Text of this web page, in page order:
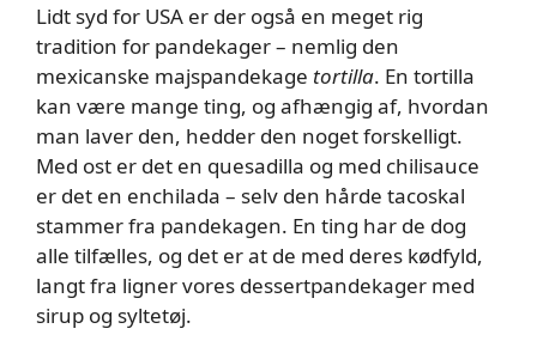
Lidt syd for USA er der også en meget rig
tradition for pandekager – nemlig den
mexicanske majspandekage tortilla. En tortilla
kan være mange ting, og afhængig af, hvordan
man laver den, hedder den noget forskelligt.
Med ost er det en quesadilla og med chilisauce
er det en enchilada – selv den hårde tacoskal
stammer fra pandekagen. En ting har de dog
alle tilfælles, og det er at de med deres kødfyld,
langt fra ligner vores dessertpandekager med
sirup og syltetøj.